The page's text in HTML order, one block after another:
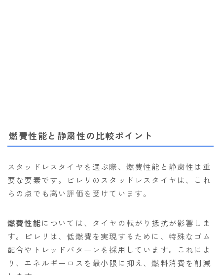
Follow Me
燃費性能と静粛性の比較ポイント
スタッドレスタイヤを選ぶ際、燃費性能と静粛性は重
要な要素です。ピレリのスタッドレスタイヤは、これ
らの点でも高い評価を受けています。
燃費性能については、タイヤの転がり抵抗が影響しま
す。ピレリは、低燃費を実現するために、特殊なゴム
配合やトレッドパターンを採用しています。これによ
り、エネルギーロスを最小限に抑え、燃料消費を削減